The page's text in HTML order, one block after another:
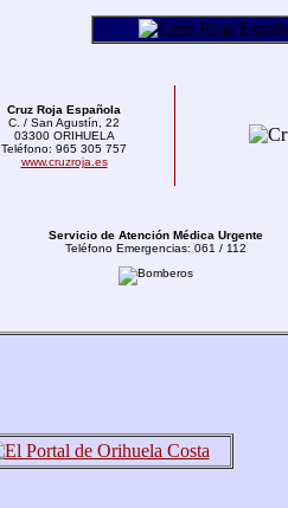
Cruz Roja Española
C. / San Agustín, 22
03300 ORIHUELA
Teléfono: 965 305 757
www.cruzroja.es
Servicio de Atención Médica Urgente
Teléfono Emergencias: 061 / 112